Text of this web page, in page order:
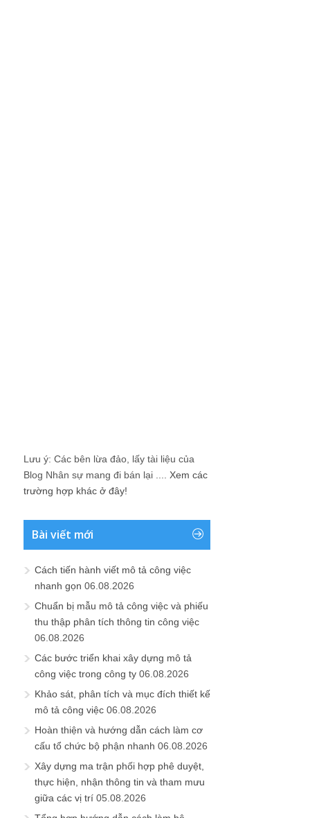
Lưu ý: Các bên lừa đảo, lấy tài liệu của
Blog Nhân sự mang đi bán lại .... Xem các
trường hợp khác ở đây!
Bài viết mới
Cách tiến hành viết mô tả công việc
nhanh gọn 06.08.2026
Chuẩn bị mẫu mô tả công việc và phiếu
thu thập phân tích thông tin công việc
06.08.2026
Các bước triển khai xây dựng mô tả
công việc trong công ty 06.08.2026
Khảo sát, phân tích và mục đích thiết kế
mô tả công việc 06.08.2026
Hoàn thiện và hướng dẫn cách làm cơ
cấu tổ chức bộ phận nhanh 06.08.2026
Xây dựng ma trận phối hợp phê duyệt,
thực hiện, nhận thông tin và tham mưu
giữa các vị trí 05.08.2026